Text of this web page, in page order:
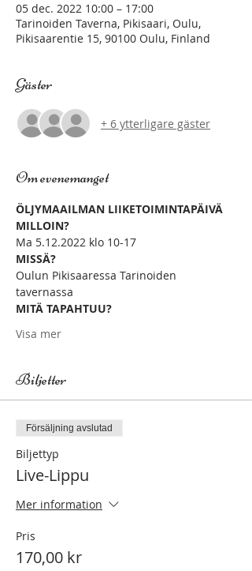
05 dec. 2022 10:00 – 17:00
Tarinoiden Taverna, Pikisaari, Oulu,
Pikisaarentie 15, 90100 Oulu, Finland
Gäster
+ 6 ytterligare gäster
Om evenemanget
ÖLJYMAAILMAN LIIKETOIMINTAPÄIVÄ
MILLOIN?
Ma 5.12.2022 klo 10-17
MISSÄ?
Oulun Pikisaaressa Tarinoiden
tavernassa
MITÄ TAPAHTUU?
Visa mer
Biljetter
Försäljning avslutad
Biljettyp
Live-Lippu
Mer information
Pris
170,00 kr